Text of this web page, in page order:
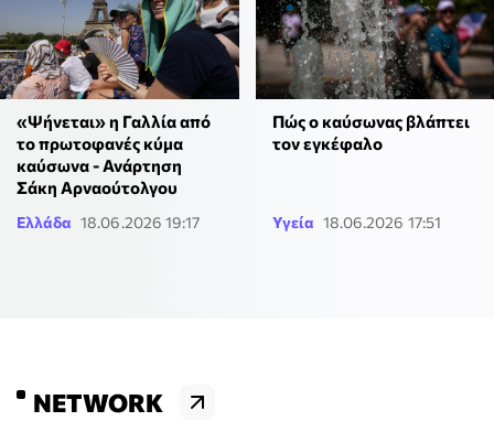
«Ψήνεται» η Γαλλία από
το πρωτοφανές κύμα
καύσωνα - Ανάρτηση
Σάκη Αρναούτολγου
Ελλάδα 18.06.2026 19:17
Πώς ο καύσωνας βλάπτει
τον εγκέφαλο
Υγεία 18.06.2026 17:51
NETWORK